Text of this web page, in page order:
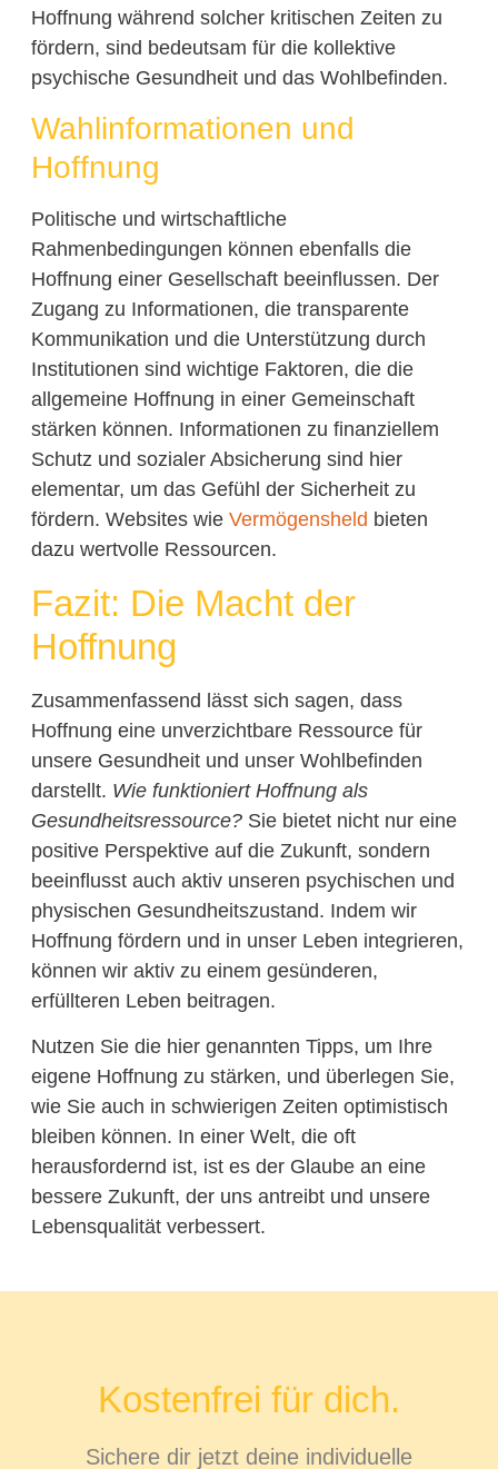
Hoffnung während solcher kritischen Zeiten zu
fördern, sind bedeutsam für die kollektive
psychische Gesundheit und das Wohlbefinden.
Wahlinformationen und
Hoffnung
Politische und wirtschaftliche
Rahmenbedingungen können ebenfalls die
Hoffnung einer Gesellschaft beeinflussen. Der
Zugang zu Informationen, die transparente
Kommunikation und die Unterstützung durch
Institutionen sind wichtige Faktoren, die die
allgemeine Hoffnung in einer Gemeinschaft
stärken können. Informationen zu finanziellem
Schutz und sozialer Absicherung sind hier
elementar, um das Gefühl der Sicherheit zu
fördern. Websites wie Vermögensheld bieten
dazu wertvolle Ressourcen.
Fazit: Die Macht der
Hoffnung
Zusammenfassend lässt sich sagen, dass
Hoffnung eine unverzichtbare Ressource für
unsere Gesundheit und unser Wohlbefinden
darstellt. Wie funktioniert Hoffnung als
Gesundheitsressource?Sie bietet nicht nur eine
positive Perspektive auf die Zukunft, sondern
beeinflusst auch aktiv unseren psychischen und
physischen Gesundheitszustand. Indem wir
Hoffnung fördern und in unser Leben integrieren,
können wir aktiv zu einem gesünderen,
erfüllteren Leben beitragen.
Nutzen Sie die hier genannten Tipps, um Ihre
eigene Hoffnung zu stärken, und überlegen Sie,
wie Sie auch in schwierigen Zeiten optimistisch
bleiben können. In einer Welt, die oft
herausfordernd ist, ist es der Glaube an eine
bessere Zukunft, der uns antreibt und unsere
Lebensqualität verbessert.
Kostenfrei für dich.
Sichere dir jetzt deine individuelle